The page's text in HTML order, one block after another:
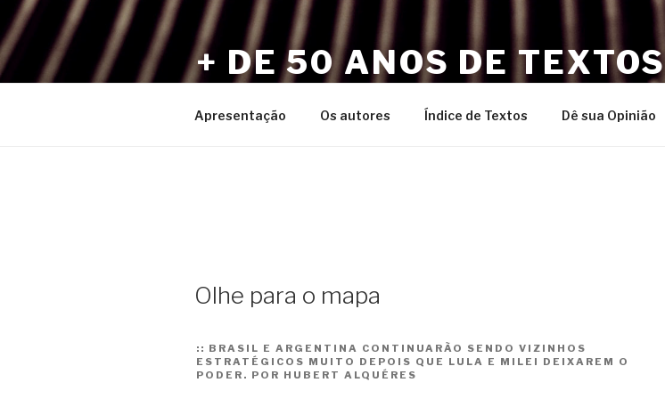
Pular
para
o
conteúdo
+ DE 50 ANOS DE TEXTOS
Apresentação Os autores Índice de Textos Dê sua Opinião
Olhe para o mapa
:: BRASIL E ARGENTINA CONTINUARÃO SENDO VIZINHOS
ESTRATÉGICOS MUITO DEPOIS QUE LULA E MILEI DEIXAREM O
PODER. POR HUBERT ALQUÉRES